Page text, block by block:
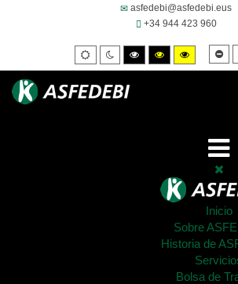
asfedebi@asfedebi.eus
+34 944 423 960
Default
mode
Night
mode
High
contrast
black/white
High
contrast
black/yellow
High
contrast
yellow/
Inicio
Sobre
Historia de
Bolsa de